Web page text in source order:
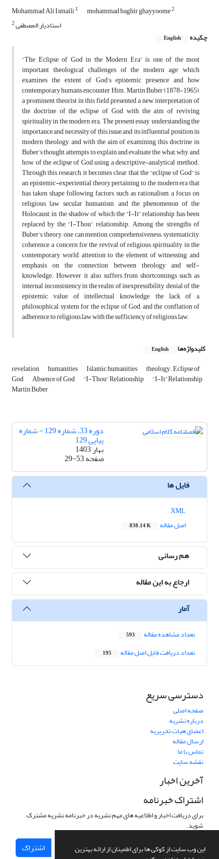
این وب سایت از کوکی ها برای اطمینان از ارائه بهترین
Mohammad Ali Ismaili1 mohammad baghir ghayyoome2
2استادیار المصطفی
چکیده
English
“The Eclipse of God in the Modern Era” is one of the most
important theological challenges of the modern age, which
examines the extent of God’s epistemic presence and how
contemporary humans encounter Him. Martin Buber (1878-1965),
a prominent theorist in this field, presented a new interpretation of
the doctrine of the eclipse of God with the aim of reviving
spirituality in the modern era. The present essay, understanding the
importance and necessity of this issue and its influential position in
modern theology, and with the aim of examining this doctrine in
Buber’s thought, attempts to explain and evaluate the what, why, and
how of the eclipse of God using a descriptive-analytical method.
Through this research, it becomes clear that the “eclipse of God” is
an epistemic-experiential theory pertaining to the modern era that
has taken shape following factors such as rationalism, a focus on
religious law, secular humanism, and the phenomenon of the
Holocaust, in the shadow of which the “I-It” relationship has been
replaced by the “I-Thou” relationship. Among the strengths of
Buber’s theory, one can mention comprehensiveness, systematicity,
coherence, a concern for the revival of religious spirituality in the
contemporary world, attention to the element of witnessing, and
emphasis on the connection between theology and self-
knowledge. However, it also suffers from shortcomings such as
internal inconsistency in the realm of inexpressibility, denial of the
epistemic value of intellectual knowledge, the lack of a
philosophical system for the eclipse of God, and the conflation of
adherence to religious law with the sufficiency of religious law.
کلیدواژه‌ها English
revelation humanities Islamic humanities theology. Eclipse of
God Absence of God “I-Thou” Relationship “I-It” Relationship
Martin Buber
دوره 33، شماره 129 - شماره
پیاپی 129
بهار 1403
صفحه29-53
فایل ها
اصل مقاله
838.14 K
هم رسانی
ارجاع به این مقاله
آمار
تعداد مشاهده مقاله 593
تعداد دریافت فایل اصل مقاله 195
دسترسی سریع
صفحه اصلی
درباره نشریه
اعضای هیات تحریریه
ارسال مقاله
تماس با ما
نقشه سایت
آخرین اخبار
اشتراک خبرنامه
برای دریافت اخبار و اطلاعیه های مهم نشریه در خبرنامه نشریه مشترک
شوید.
اشتراک